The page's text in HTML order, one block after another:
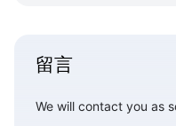
留言
We will contact you as